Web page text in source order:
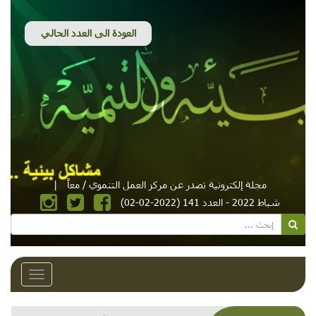
مجلة إلكترونية تصدر عن مركز العمل التنموي / معاً
|
شباط 2022 - العدد 141 (2022-02-02)
Toggle